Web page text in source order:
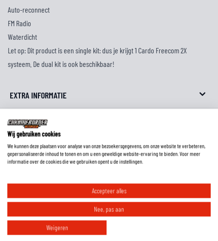
Auto-reconnect
FM Radio
Waterdicht
Let op: Dit product is een single kit: dus je krijgt 1 Cardo Freecom 2X
systeem. De dual kit is ook beschikbaar!
EXTRA INFORMATIE
MAATTABEL
REVIEWS
Kan deze communicatieset ook communiceren met die van een ander merk?
Wij gebruiken cookies
We kunnen deze plaatsen voor analyse van onze bezoekersgegevens, om onze website te verbeteren,
gepersonaliseerde inhoud te tonen en om u een geweldige website-ervaring te bieden. Voor meer
informatie over de cookies die we gebruiken opent u de instellingen.
Accepteer alles
Nee, pas aan
Weigeren